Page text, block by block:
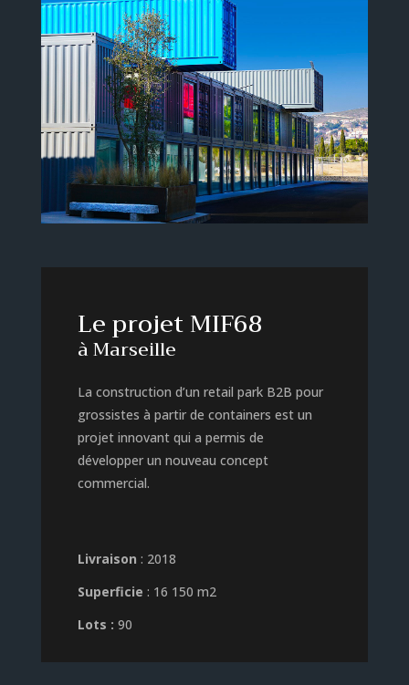
Le projet MIF68
à Marseille
La construction d’un retail park B2B pour
grossistes à partir de containers est un
projet innovant qui a permis de
développer un nouveau concept
commercial.
Livraison : 2018
Superficie : 16 150 m2
Lots : 90